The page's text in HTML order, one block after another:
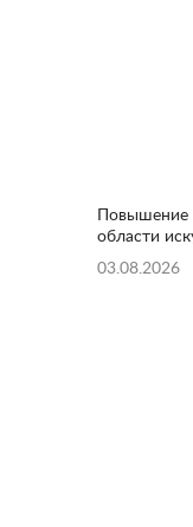
Повышение
области
03.08.2026